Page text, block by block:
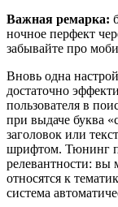
Важная ремарка:
ночное перфект
забывайте про
Вновь одна
достаточно
пользователя в
при выдаче буква
заголовок или
шрифтом. Тюнинг
релевантности: вы
относятся к
система